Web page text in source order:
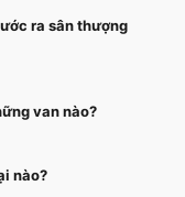
ra sân thượng
van nào?
nào?